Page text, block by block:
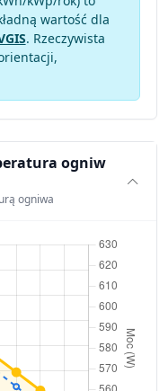
wartość dla
. Rzeczywista
ogniw
ogniwa